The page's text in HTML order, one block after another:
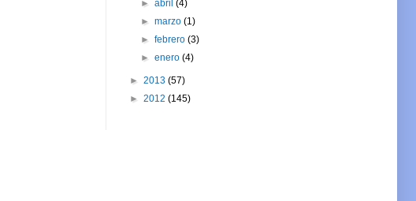
►abril(4)
►marzo(1)
►febrero(3)
►enero(4)
► 2013 (57)
► 2012 (145)